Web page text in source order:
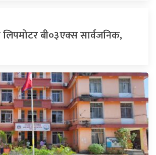
लिपमोटर बी०३एक्स सार्वजनिक,